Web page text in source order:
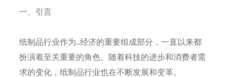
一、引言
纸制品行业作为..经济的重要组成部分，一直以来都
扮演着至关重要的角色。随着科技的进步和消费者需
求的变化，纸制品行业也在不断发展和变革。